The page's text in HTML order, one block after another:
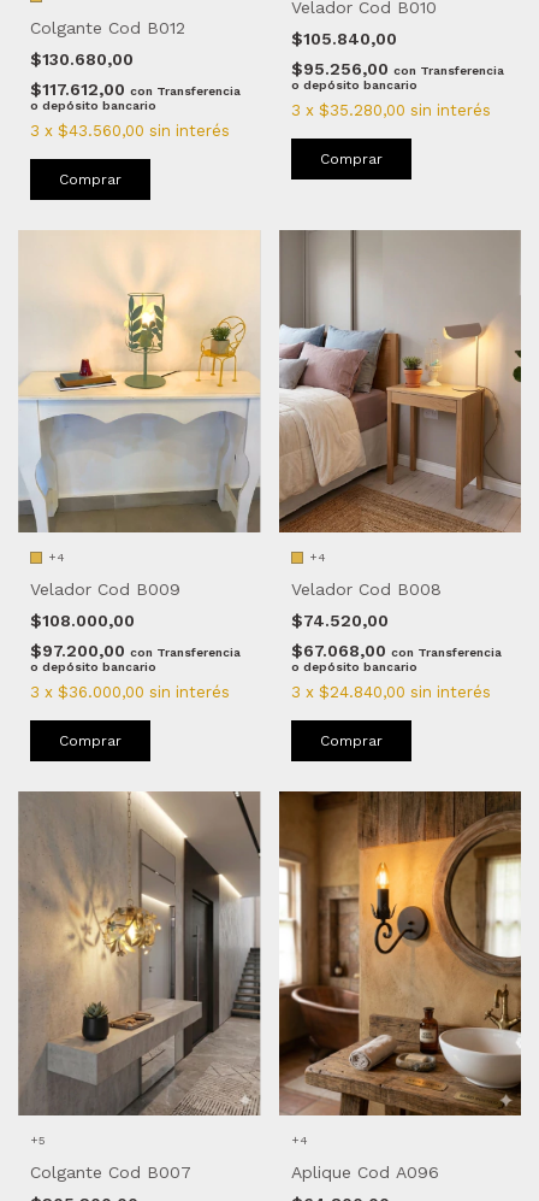
Colgante Cod B012
$130.680,00
$117.612,00 con Transferencia
o depósito bancario
3 x $43.560,00 sin interés
Comprar
Velador Cod B010
$105.840,00
$95.256,00 con Transferencia
o depósito bancario
3 x $35.280,00 sin interés
Comprar
+4
Velador Cod B009
$108.000,00
$97.200,00 con Transferencia
o depósito bancario
3 x $36.000,00 sin interés
Comprar
+4
Velador Cod B008
$74.520,00
$67.068,00 con Transferencia
o depósito bancario
3 x $24.840,00 sin interés
Comprar
+5
Colgante Cod B007
+4
Aplique Cod A096